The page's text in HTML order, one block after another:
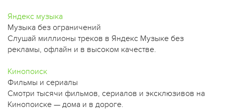
Яндекс музыка
Музыка без ограничений
Слушай миллионы треков в Яндекс Музыке без
рекламы, офлайн и в высоком качестве.
Кинопоиск
Фильмы и сериалы
Смотри тысячи фильмов, сериалов и эксклюзивов на
Кинопоиске — дома и в дороге.